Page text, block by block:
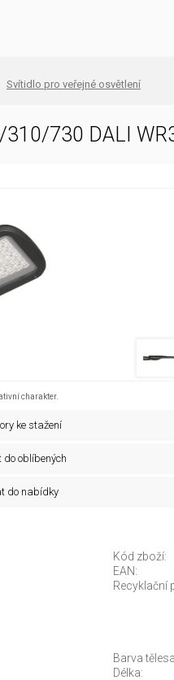
Svítidlo pro veřejné osvětlení
730 DALI
charakter.
ke stažení
do oblíbených
do nabídky
Kód zboží:
EAN:
Recyklační
Barva
Délka: